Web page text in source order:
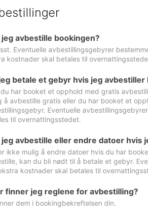
jeg avbestille bookingen?
Eventuelle avbestillingsgebyrer
kostnader skal betales til
betale et gebyr hvis jeg avbestiller
har booket et opphold med gratis
å avbestille gratis eller du har booket et
Eventuelle
til overnattingsstedet.
jeg avbestille eller endre datoer hvis
ikke mulig å endre datoer hvis du har
kan du bli nødt til å betale et gebyr.
kostnader skal betales til
finner jeg reglene for avbestilling?
dem i bookingbekreftelsen din.